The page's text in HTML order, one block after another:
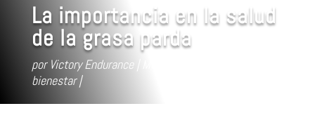
La importancia en la salud
de la grasa parda
por Victory Endurance
bienestar